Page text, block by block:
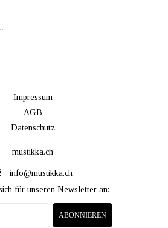
Impressum
AGB
Datenschutz
mustikka.ch
info@mustikka.ch
für unseren Newsletter an:
ABONNIEREN